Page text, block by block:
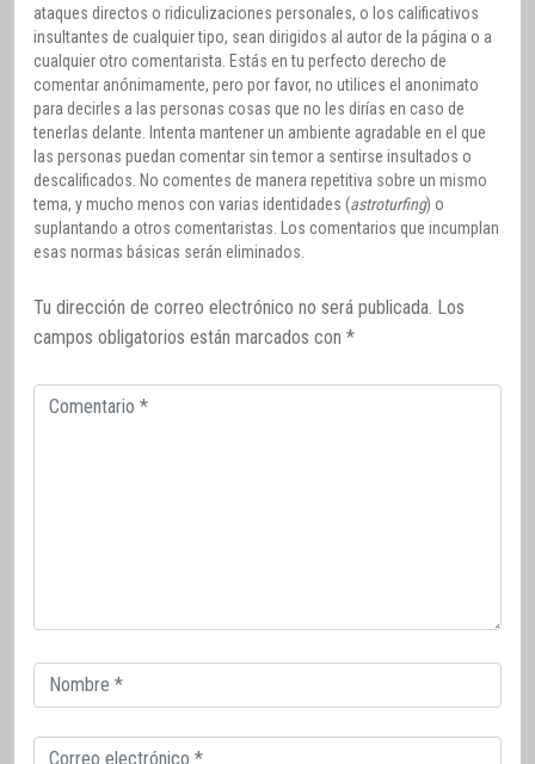
ataques directos o ridiculizaciones personales, o los calificativos
insultantes de cualquier tipo, sean dirigidos al autor de la página o a
cualquier otro comentarista. Estás en tu perfecto derecho de
comentar anónimamente, pero por favor, no utilices el anonimato
para decirles a las personas cosas que no les dirías en caso de
tenerlas delante. Intenta mantener un ambiente agradable en el que
las personas puedan comentar sin temor a sentirse insultados o
descalificados. No comentes de manera repetitiva sobre un mismo
tema, y mucho menos con varias identidades (astroturfing) o
suplantando a otros comentaristas. Los comentarios que incumplan
esas normas básicas serán eliminados.
Tu dirección de correo electrónico no será publicada. Los
campos obligatorios están marcados con *
Comentario
Correo
electrónico
Correo